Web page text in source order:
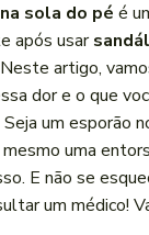
sola do pé é
após usar
artigo,
dor e o que
um esporão
uma
E não se
um médico!